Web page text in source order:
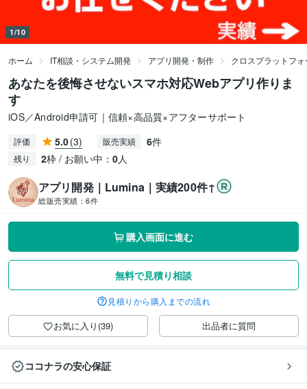
1/10
ホーム IT相談・システム開発 アプリ開発・制作 クロスプラットフ
あなたを後悔させないスマホ対応Webアプリ作りま
す
iOS／Android申請可｜信頼×高品質×アフターサポート
評価 5.0(3) 販売実績 6件
残り 2枠 / お願い中： 0人
アプリ開発｜Lumina｜実績200件↑
総販売実績： 6件
購入画面に進む
無料で見積り相談
見積りから購入までの流れ
お気に入り(39) 出品者に質問
ココナラの安心保証